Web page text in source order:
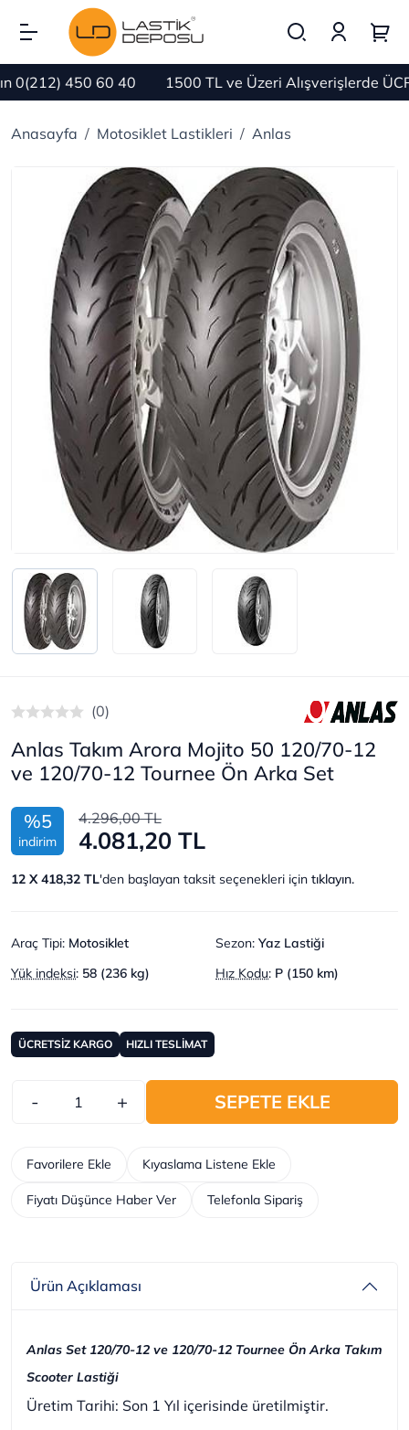
450 60 40 1500 TL ve Üzeri Alışverişlerde
Anasayfa Motosiklet Lastikleri Anlas
(0)
Anlas Takım Arora Mojito 50 120/70-12
ve 120/70-12 Tournee Ön Arka Set
%5
indirim
4.296,00 TL
4.081,20 TL
12 X 418,32 TL'den başlayan taksit seçenekleri için tıklayın.
Araç Tipi: Motosiklet Sezon: Yaz Lastiği
Yük indeksi: 58 (236 kg) Hız Kodu: P (150 km)
ÜCRETSİZ KARGO HIZLI TESLİMAT
- + SEPETE EKLE
Telefonla Sipariş
Kıyaslama Listene Ekle
Favorilere Ekle
Fiyatı Düşünce Haber Ver
Ürün Açıklaması
Anlas Set 120/70-12 ve 120/70-12 Tournee Ön Arka Takım
Scooter Lastiği
Üretim Tarihi: Son 1 Yıl içerisinde üretilmiştir.